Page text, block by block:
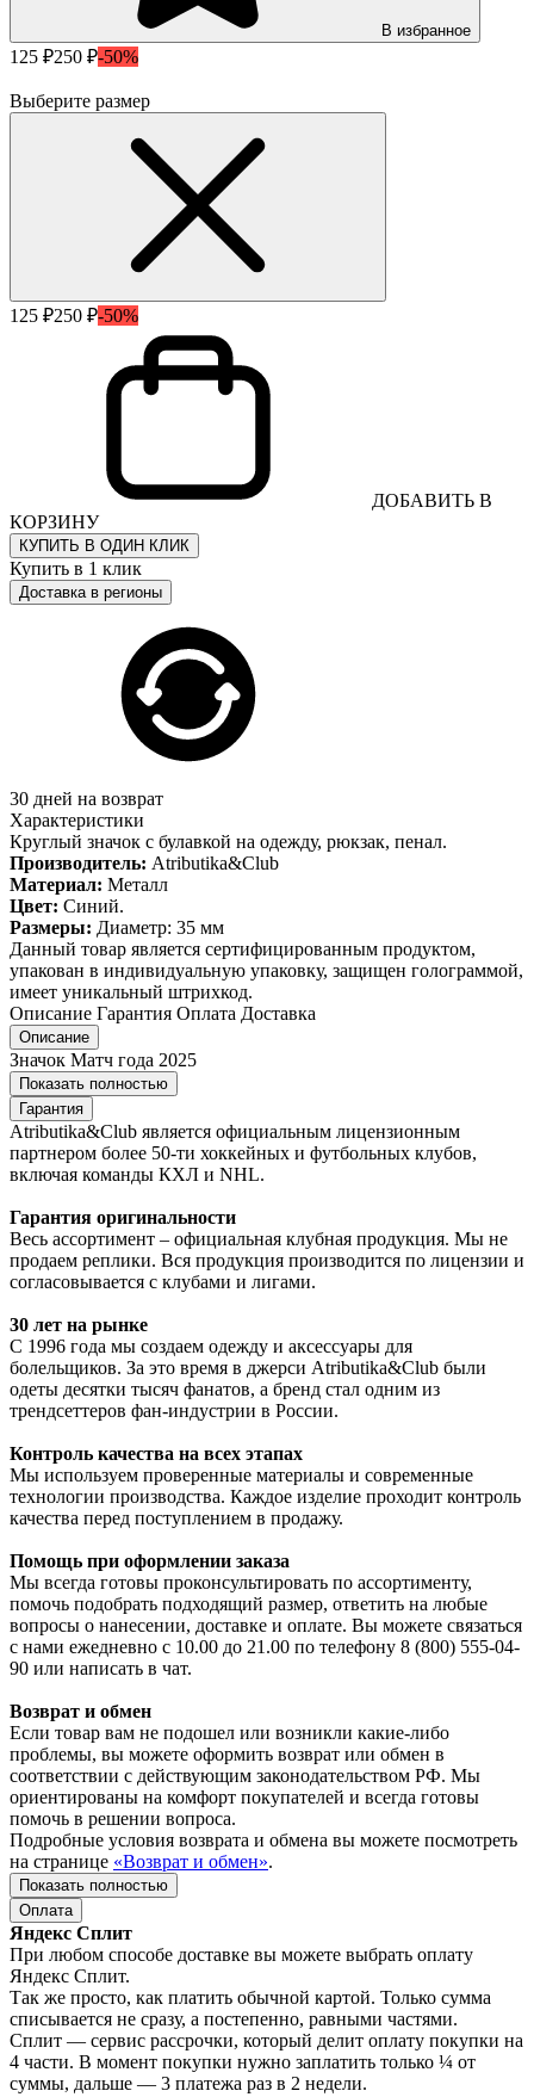
В избранное
125 ₽250 ₽-50%
Выберите размер
125 ₽250 ₽-50%
ДОБАВИТЬ В
КОРЗИНУ
КУПИТЬ В ОДИН КЛИК
Купить в 1 клик
Доставка в регионы
30 дней на возврат
Характеристики
Круглый значок с булавкой на одежду, рюкзак, пенал.
Производитель: Atributika&Club
Материал: Металл
Цвет: Синий.
Размеры: Диаметр: 35 мм
Данный товар является сертифицированным продуктом,
упакован в индивидуальную упаковку, защищен голограммой,
имеет уникальный штрихкод.
Описание Гарантия Оплата Доставка
Описание
Значок Матч года 2025
Показать полностью
Гарантия
Atributika&Club является официальным лицензионным
партнером более 50-ти хоккейных и футбольных клубов,
включая команды КХЛ и NHL.
Гарантия оригинальности
Весь ассортимент – официальная клубная продукция. Мы не
продаем реплики. Вся продукция производится по лицензии и
согласовывается с клубами и лигами.
30 лет на рынке
С 1996 года мы создаем одежду и аксессуары для
болельщиков. За это время в джерси Atributika&Club были
одеты десятки тысяч фанатов, а бренд стал одним из
трендсеттеров фан-индустрии в России.
Контроль качества на всех этапах
Мы используем проверенные материалы и современные
технологии производства. Каждое изделие проходит контроль
качества перед поступлением в продажу.
Помощь при оформлении заказа
Мы всегда готовы проконсультировать по ассортименту,
помочь подобрать подходящий размер, ответить на любые
вопросы о нанесении, доставке и оплате. Вы можете связаться
с нами ежедневно с 10.00 до 21.00 по телефону 8 (800) 555-04-
90 или написать в чат.
Возврат и обмен
Если товар вам не подошел или возникли какие-либо
проблемы, вы можете оформить возврат или обмен в
соответствии с действующим законодательством РФ. Мы
ориентированы на комфорт покупателей и всегда готовы
помочь в решении вопроса.
Подробные условия возврата и обмена вы можете посмотреть
на странице «Возврат и обмен».
Показать полностью
Оплата
Яндекс Сплит
При любом способе доставке вы можете выбрать оплату
Яндекс Сплит.
Так же просто, как платить обычной картой. Только сумма
списывается не сразу, а постепенно, равными частями.
Сплит — сервис рассрочки, который делит оплату покупки на
4 части. В момент покупки нужно заплатить только ¼ от
суммы, дальше — 3 платежа раз в 2 недели.